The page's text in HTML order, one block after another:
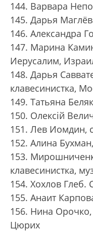
144. Варвара
145. Дарья
146. Александра
147. Марина
Иерусалим,
148. Дарья
клавесинистка,
149. Татьяна
150. Олексій
151. Лев Иомдин,
152. Алина
153.
клавесинистка,
154. Хохлов Глеб.
155. Анаит
156. Нина
Цюрих